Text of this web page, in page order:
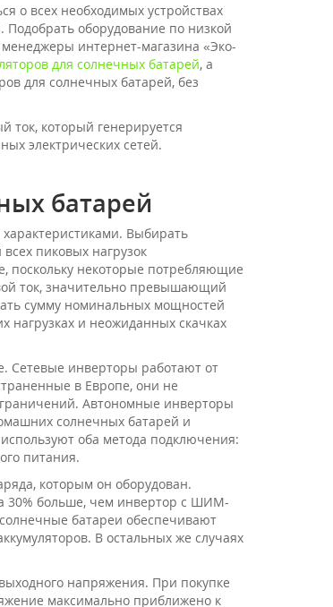
о всех необходимых устройствах
оборудование по низкой
интернет-магазина «Эко-
для солнечных батарей, а
для солнечных батарей, без
ток, который генерируется
электрических сетей.
батарей
Выбирать
пиковых нагрузок
поскольку некоторые потребляющие
ток, значительно превышающий
сумму номинальных мощностей
нагрузках и неожиданных скачках
Сетевые инверторы работают от
в Европе, они не
Автономные инверторы
солнечных батарей и
оба метода подключения:
питания.
которым он оборудован.
30% больше, чем инвертор с ШИМ-
батареи обеспечивают
В остальных же случаях
напряжения. При покупке
максимально приближено к